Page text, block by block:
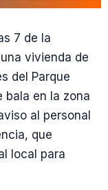
7 de la
vivienda de
del Parque
bala en la zona
al personal
que
local para